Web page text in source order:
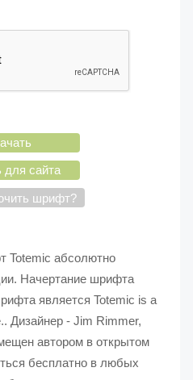
для сайта
шрифт?
Totemic абсолютно
Начертание шрифта
является Totemic is a
Дизайнер - Jim Rimmer,
автором в открытом
бесплатно в любых